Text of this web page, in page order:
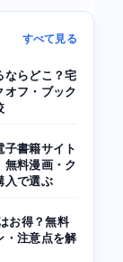
すべて見る
ならどこ？宅
オフ・ブック
子書籍サイト
無料漫画・ク
入で選ぶ
お得？無料
・注意点を解